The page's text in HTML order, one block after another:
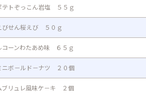
トぞっこん岩塩 ５５ｇ
せん桜えび ５０ｇ
ーンわたあめ味 ６５ｇ
ボ－ルド－ナツ ２０個
リュレ風味ケ－キ ２個